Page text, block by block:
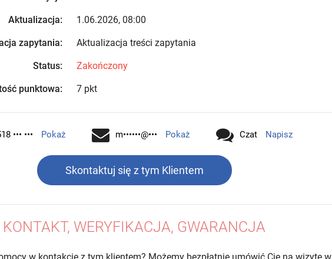
Aktualizacja: 1.06.2026, 08:00
zapytania: Aktualizacja treści zapytania
Status: Zakończony
punktowa: 7 pkt
••• ••• Pokaż m••••••@••• Pokaż Czat Napisz
Skontaktuj się z tym Klientem
KONTAKT, WERYFIKACJA, GWARANCJA